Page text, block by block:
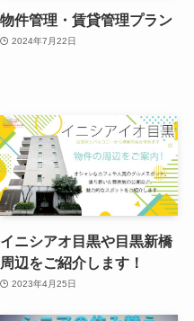
物件管理・賃貸管理プラン
2024年7月22日
イニシアオ目黒や目黒新橋
周辺をご紹介します！
2023年4月25日